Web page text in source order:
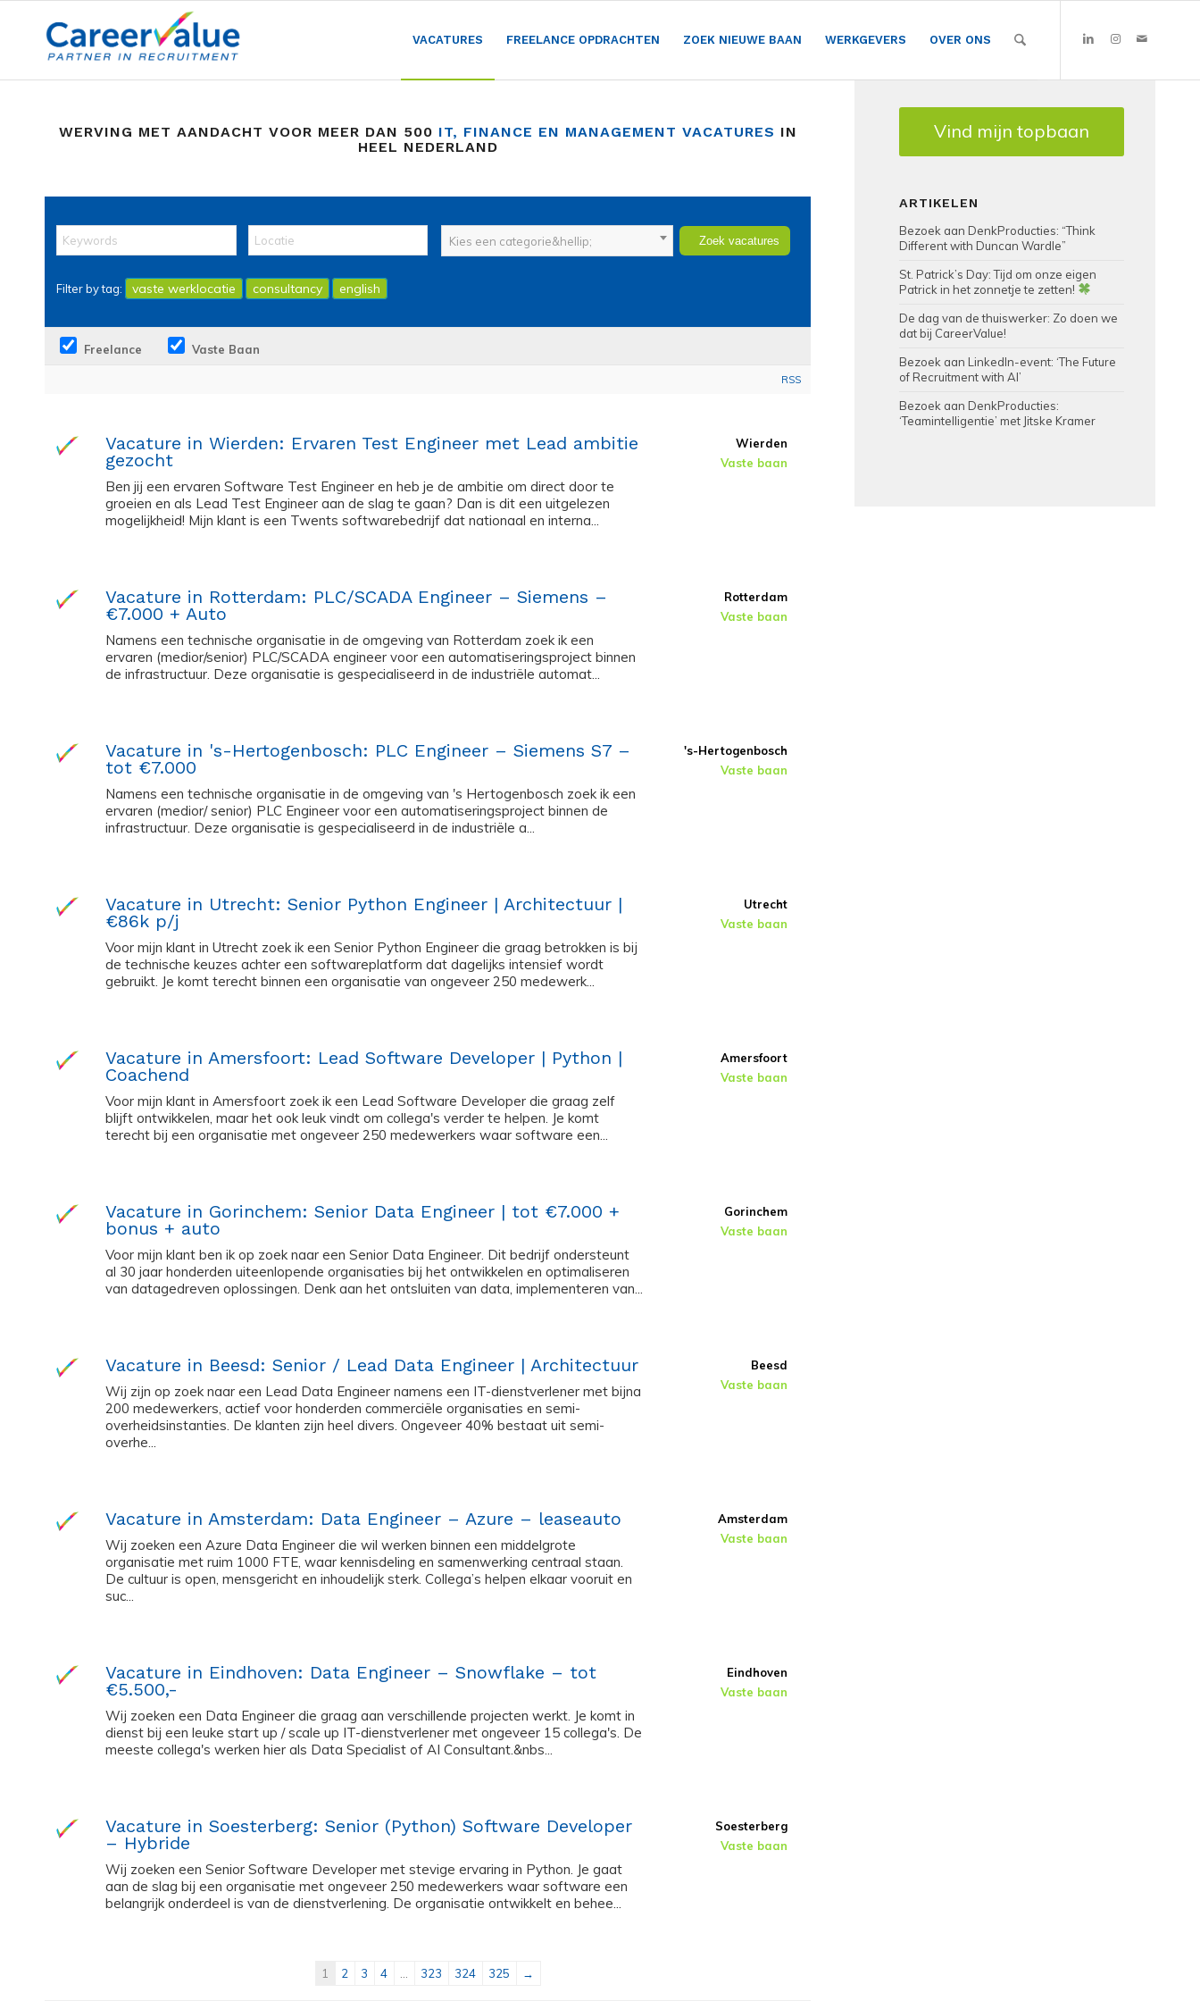
VACATURES FREELANCE OPDRACHTEN ZOEK NIEUWE BAAN WERKGEVERS OVER ONS
WERVING MET AANDACHT VOOR MEER DAN 500 IT, FINANCE EN MANAGEMENT VACATURES IN
HEEL NEDERLAND
Kies een categorie&hellip;
Filter by tag: vaste werklocatie consultancy english
Freelance Vaste Baan
RSS
Vacature in Wierden: Ervaren Test Engineer met Lead ambitie
gezocht
Ben jij een ervaren Software Test Engineer en heb je de ambitie om direct door te
groeien en als Lead Test Engineer aan de slag te gaan? Dan is dit een uitgelezen
mogelijkheid! Mijn klant is een Twents softwarebedrijf dat nationaal en interna...
Wierden
Vaste baan
Vacature in Rotterdam: PLC/SCADA Engineer – Siemens –
€7.000 + Auto
Namens een technische organisatie in de omgeving van Rotterdam zoek ik een
ervaren (medior/senior) PLC/SCADA engineer voor een automatiseringsproject binnen
de infrastructuur. Deze organisatie is gespecialiseerd in de industriële automat...
Rotterdam
Vaste baan
Vacature in 's-Hertogenbosch: PLC Engineer – Siemens S7 –
tot €7.000
Namens een technische organisatie in de omgeving van 's Hertogenbosch zoek ik een
ervaren (medior/ senior) PLC Engineer voor een automatiseringsproject binnen de
infrastructuur. Deze organisatie is gespecialiseerd in de industriële a...
's-Hertogenbosch
Vaste baan
Vacature in Utrecht: Senior Python Engineer | Architectuur |
€86k p/j
Voor mijn klant in Utrecht zoek ik een Senior Python Engineer die graag betrokken is bij
de technische keuzes achter een softwareplatform dat dagelijks intensief wordt
gebruikt. Je komt terecht binnen een organisatie van ongeveer 250 medewerk...
Utrecht
Vaste baan
Vacature in Amersfoort: Lead Software Developer | Python |
Coachend
Voor mijn klant in Amersfoort zoek ik een Lead Software Developer die graag zelf
blijft ontwikkelen, maar het ook leuk vindt om collega's verder te helpen. Je komt
terecht bij een organisatie met ongeveer 250 medewerkers waar software een...
Amersfoort
Vaste baan
Vacature in Gorinchem: Senior Data Engineer | tot €7.000 +
bonus + auto
Voor mijn klant ben ik op zoek naar een Senior Data Engineer. Dit bedrijf ondersteunt
al 30 jaar honderden uiteenlopende organisaties bij het ontwikkelen en optimaliseren
van datagedreven oplossingen. Denk aan het ontsluiten van data, implementeren van...
Gorinchem
Vaste baan
Vacature in Beesd: Senior / Lead Data Engineer | Architectuur
Wij zijn op zoek naar een Lead Data Engineer namens een IT-dienstverlener met bijna
200 medewerkers, actief voor honderden commerciële organisaties en semi-
overheidsinstanties. De klanten zijn heel divers. Ongeveer 40% bestaat uit semi-
overhe...
Beesd
Vaste baan
Vacature in Amsterdam: Data Engineer – Azure – leaseauto
Wij zoeken een Azure Data Engineer die wil werken binnen een middelgrote
organisatie met ruim 1000 FTE, waar kennisdeling en samenwerking centraal staan.
De cultuur is open, mensgericht en inhoudelijk sterk. Collega’s helpen elkaar vooruit en
suc...
Amsterdam
Vaste baan
Vacature in Eindhoven: Data Engineer – Snowflake – tot
€5.500,-
Wij zoeken een Data Engineer die graag aan verschillende projecten werkt. Je komt in
dienst bij een leuke start up / scale up IT-dienstverlener met ongeveer 15 collega's. De
meeste collega's werken hier als Data Specialist of AI Consultant.&nbs...
Eindhoven
Vaste baan
Vacature in Soesterberg: Senior (Python) Software Developer
– Hybride
Wij zoeken een Senior Software Developer met stevige ervaring in Python. Je gaat
aan de slag bij een organisatie met ongeveer 250 medewerkers waar software een
belangrijk onderdeel is van de dienstverlening. De organisatie ontwikkelt en behee...
Soesterberg
Vaste baan
1 2 3 4 323 324 325 →
Vind mijn topbaan
ARTIKELEN
Bezoek aan DenkProducties: “Think
Different with Duncan Wardle”
St. Patrick’s Day: Tijd om onze eigen
Patrick in het zonnetje te zetten!
De dag van de thuiswerker: Zo doen we
dat bij CareerValue!
Bezoek aan LinkedIn-event: ‘The Future
of Recruitment with AI’
Bezoek aan DenkProducties:
‘Teamintelligentie’ met Jitske Kramer